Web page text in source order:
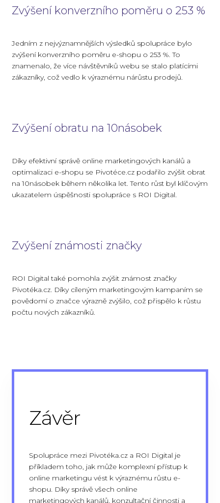
Zvýšení konverzního poměru o 253 %
Jedním z nejvýznamnějších výsledků spolupráce bylo
zvýšení konverzního poměru e-shopu o 253 %. To
znamenalo, že více návštěvníků webu se stalo platícími
zákazníky, což vedlo k výraznému nárůstu prodejů.
Zvýšení obratu na 10násobek
Díky efektivní správě online marketingových kanálů a
optimalizaci e-shopu se Pivotéce.cz podařilo zvýšit obrat
na 10násobek během několika let. Tento růst byl klíčovým
ukazatelem úspěšnosti spolupráce s ROI Digital.
Zvýšení známosti značky
ROI Digital také pomohla zvýšit známost značky
Pivotéka.cz. Díky cíleným marketingovým kampaním se
povědomí o značce výrazně zvýšilo, což přispělo k růstu
počtu nových zákazníků.
Závěr
Spolupráce mezi Pivotéka.cz a ROI Digital je
příkladem toho, jak může komplexní přístup k
online marketingu vést k výraznému růstu e-
shopu. Díky správě všech online
marketingových kanálů, konzultační činnosti a